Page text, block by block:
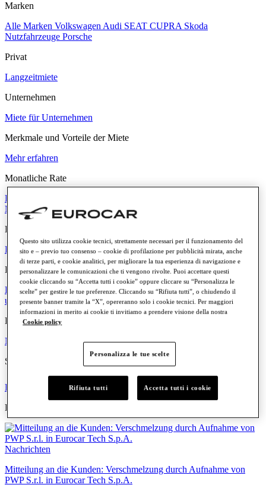
Marken
Alle Marken Volkswagen Audi SEAT CUPRA Skoda
Nutzfahrzeuge Porsche
Privat
Langzeitmiete
Unternehmen
Miete für Unternehmen
Merkmale und Vorteile der Miete
Mehr erfahren
Monatliche Rate
Bis zu 300 €
Mehr als 700 €
Kraftstoff
BenzinDiesel ElektrischHybrid
Eurocar
Die GruppeWo wir sindDie MenschenArbeiten Sie mit uns
und Prinzipien
Kommunikation
Nachrichten
Veranstaltungen
Schnellzugriffe
Finden Sie Ihr Autohaus
Angebote und Aktionen
Highlights
Nachrichten
Mitteilung an die Kunden: Verschmelzung durch Aufnahme von
PWP S.r.l. in Eurocar Tech S.p.A.
Questo sito utilizza cookie tecnici, strettamente necessari per il funzionamento del
sito e – previo tuo consenso – cookie di profilazione per pubblicità mirata, anche
di terze parti, e cookie analitici, per migliorare la tua esperienza di navigazione e
personalizzare le comunicazioni che ti vengono rivolte. Puoi accettare questi
cookie cliccando su “Accetta tutti i cookie” oppure cliccare su “Personalizza le
scelte” per gestire le tue preferenze. Cliccando su “Rifiuta tutti”, o chiudendo il
presente banner tramite la “X”, opereranno solo i cookie tecnici. Per maggiori
informazioni in merito ai cookie ti invitiamo a prendere visione della nostra
Cookie policy
Personalizza le tue scelte
Rifiuta tutti Accetta tutti i cookie